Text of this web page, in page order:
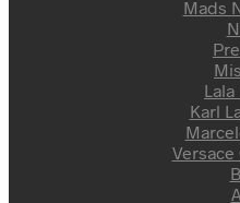
Mads
Karl